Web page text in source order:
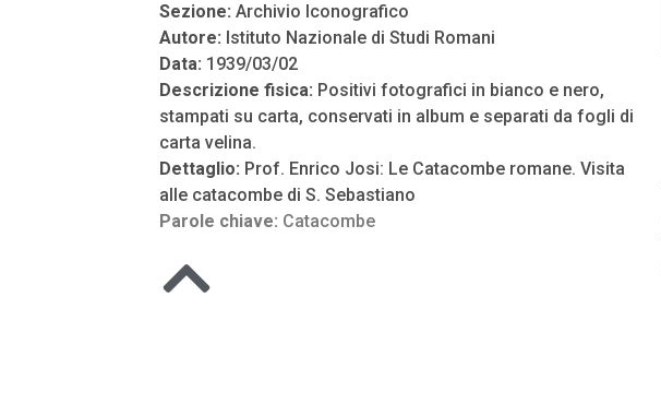
Sezione: Archivio Iconografico
Autore: Istituto Nazionale di Studi Romani
Data: 1939/03/02
Descrizione fisica: Positivi fotografici in bianco e nero,
stampati su carta, conservati in album e separati da fogli di
carta velina.
Dettaglio: Prof. Enrico Josi: Le Catacombe romane. Visita
alle catacombe di S. Sebastiano
Parole chiave: Catacombe